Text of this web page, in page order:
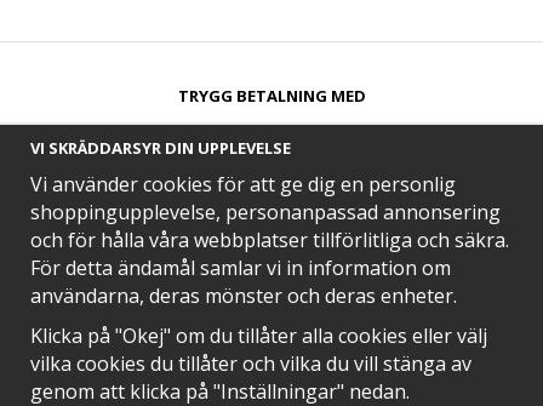
TRYGG BETALNING MED​
SNABB LEVERANS MED
VI SKRÄDDARSYR DIN UPPLEVELSE
Vi använder cookies för att ge dig en personlig
shoppingupplevelse, personanpassad annonsering
och för hålla våra webbplatser tillförlitliga och säkra.
För detta ändamål samlar vi in information om
användarna, deras mönster och deras enheter.
Klicka på "Okej" om du tillåter alla cookies eller välj
vilka cookies du tillåter och vilka du vill stänga av
genom att klicka på "Inställningar" nedan.